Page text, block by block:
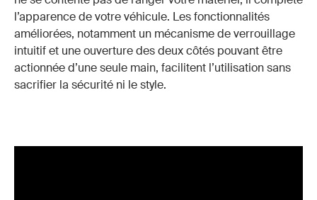
l’apparence de votre véhicule. Les fonctionnalités
améliorées, notamment un mécanisme de verrouillage
intuitif et une ouverture des deux côtés pouvant être
actionnée d’une seule main, facilitent l’utilisation sans
sacrifier la sécurité ni le style.